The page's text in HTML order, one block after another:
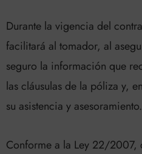
Durante la vigencia del
facilitará al tomador, al
seguro la información que
las cláusulas de la póliza y,
su asistencia y asesoramiento.
Conforme a la Ley 22/2007,